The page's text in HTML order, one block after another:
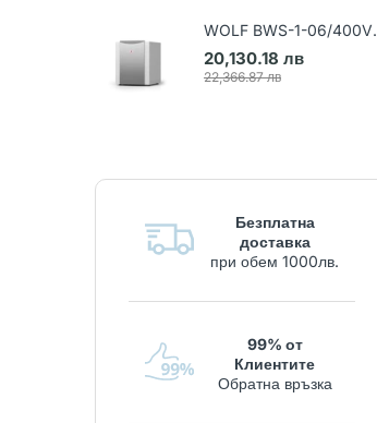
WOLF BWS-1-06/400V
Ground-water heat pump
(Art. 9145384)
20,130.18 лв
22,366.87 лв
Безплатна
доставка
при обем 1000лв.
99% от
Клиентите
Обратна връзка